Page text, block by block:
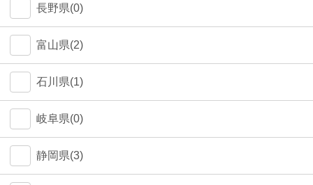
荒川区(0)
長野県(0)
富山県(2)
石川県(1)
岐阜県(0)
静岡県(3)